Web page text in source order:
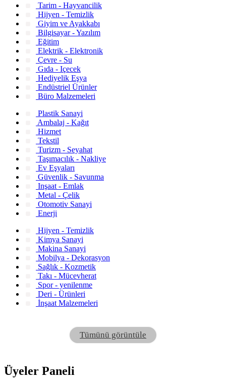
Tarim - Hayvancilik
Hijyen - Temizlik
Giyim ve Ayakkabı
Bilgisayar - Yazılım
Eğitim
Elektrik - Elektronik
Çevre - Su
Gıda - Içecek
Hediyelik Eşya
Endüstriel Ürünler
Büro Malzemeleri
Plastik Sanayi
Ambalaj - Kağıt
Hizmet
Tekstil
Turizm - Seyahat
Taşımacılık - Nakliye
Ev Eşyaları
Güvenlik - Savunma
Inşaat - Emlak
Metal - Çelik
Otomotiv Sanayi
Enerji
Hijyen - Temizlik
Kimya Sanayi
Makina Sanayi
Mobilya - Dekorasyon
Sağlık - Kozmetik
Takı - Mücevherat
Spor - yenilenme
Deri - Ürünleri
İnşaat Malzemeleri
Tümünü görüntüle
Üyeler Paneli